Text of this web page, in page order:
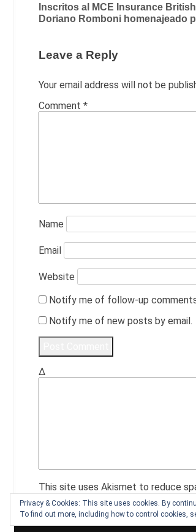
Post
navigation
Inscritos al MCE Insurance
Doriano Romboni homenajeado
Leave a Reply
Your email address will not be
Comment *
Name
Email
Website
Notify me of follow-up
Notify me of new posts by email.
Δ
This site uses Akismet to reduce
Privacy & Cookies: This site uses cookies. By
To find out more, including how to control cookies,